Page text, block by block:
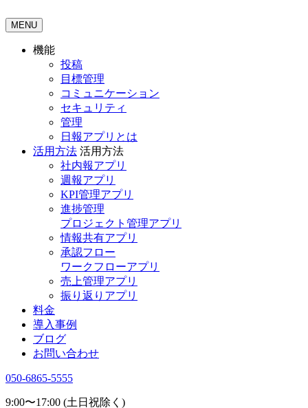
MENU
機能
投稿
目標管理
コミュニケーション
セキュリティ
管理
日報アプリとは
活用方法 活用方法
社内報アプリ
週報アプリ
KPI管理アプリ
進捗管理
プロジェクト管理アプリ
情報共有アプリ
承認フロー
ワークフローアプリ
売上管理アプリ
振り返りアプリ
料金
導入事例
ブログ
お問い合わせ
050-6865-5555
9:00〜17:00 (土日祝除く)